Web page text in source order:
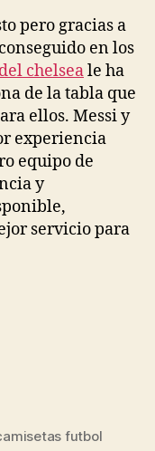
pero gracias a
en los
chelseale ha
de la tabla que
ellos. Messi y
experiencia
equipo de
y
servicio para
futbol